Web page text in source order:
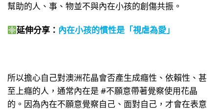
幫助的人、事、物並不與內在小孩的創傷共振。
延伸分享： 內在小孩的慣性是「視虐為愛」
所以擔心自己對澳洲花晶會否產生成癮性、依賴性、甚
至上癮的人，通常內在是 #不願意帶著覺察使用花晶
的。因為內在不願意覺察自己、面對自己，才會在表意